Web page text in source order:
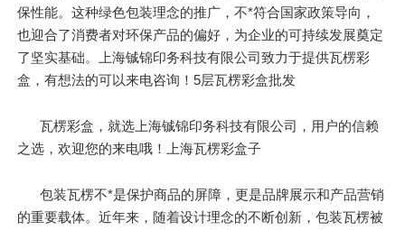
保性能。这种绿色包装理念的推广，不*符合国家政策导向，
也迎合了消费者对环保产品的偏好，为企业的可持续发展奠定
了坚实基础。上海铖锦印务科技有限公司致力于提供瓦楞彩
盒，有想法的可以来电咨询！5层瓦楞彩盒批发
瓦楞彩盒，就选上海铖锦印务科技有限公司，用户的信赖
之选，欢迎您的来电哦！上海瓦楞彩盒子
包装瓦楞不*是保护商品的屏障，更是品牌展示和产品营销
的重要载体。近年来，随着设计理念的不断创新，包装瓦楞被